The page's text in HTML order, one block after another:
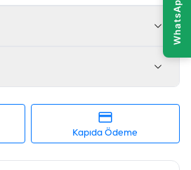
kg, Vitamin C 200 mg/kg, Demir
Kapıda Ödeme